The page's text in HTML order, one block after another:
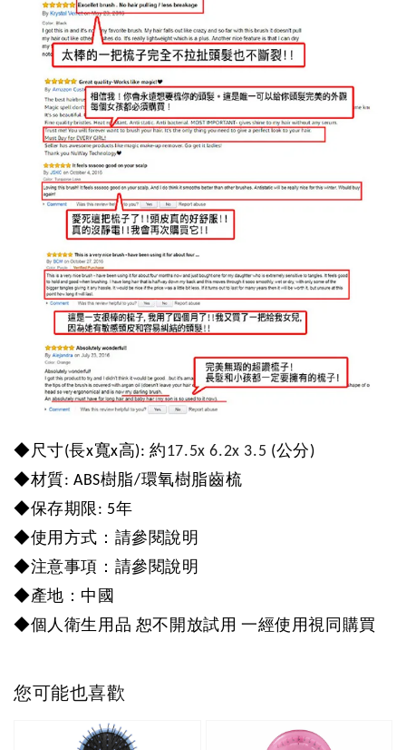
◆尺寸(長x寬x高):約17.5x 6.2x 3.5 (公分)
◆材質 : ABS樹脂/環氧樹脂齒梳
◆保存期限: 5年
◆使用方式：請參閱說明
◆注意事項：請參閱說明
◆產地：中國
◆個人衛生用品 恕不開放試用 一經使用視同購買
您可能也喜歡